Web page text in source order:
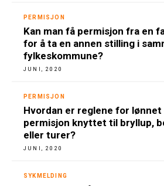
PERMISJON
Kan man få permisjon fra en
for å ta en annen stilling i
fylkeskommune?
JUNI, 2020
PERMISJON
Hvordan er reglene for
permisjon knyttet til bryllup,
eller turer?
JUNI, 2020
SYKMELDING